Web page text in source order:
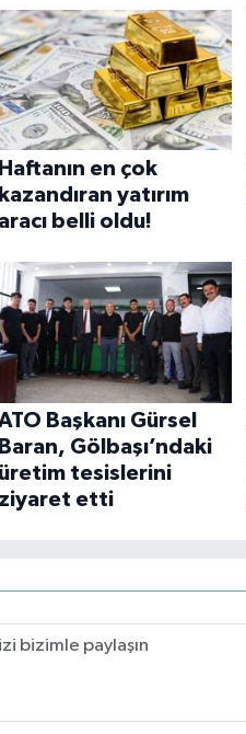
Haftanın en çok
kazandıran yatırım
aracı belli oldu!
Başkanı Gürsel
Baran, Gölbaşı’ndaki
üretim tesislerini
ziyaret etti